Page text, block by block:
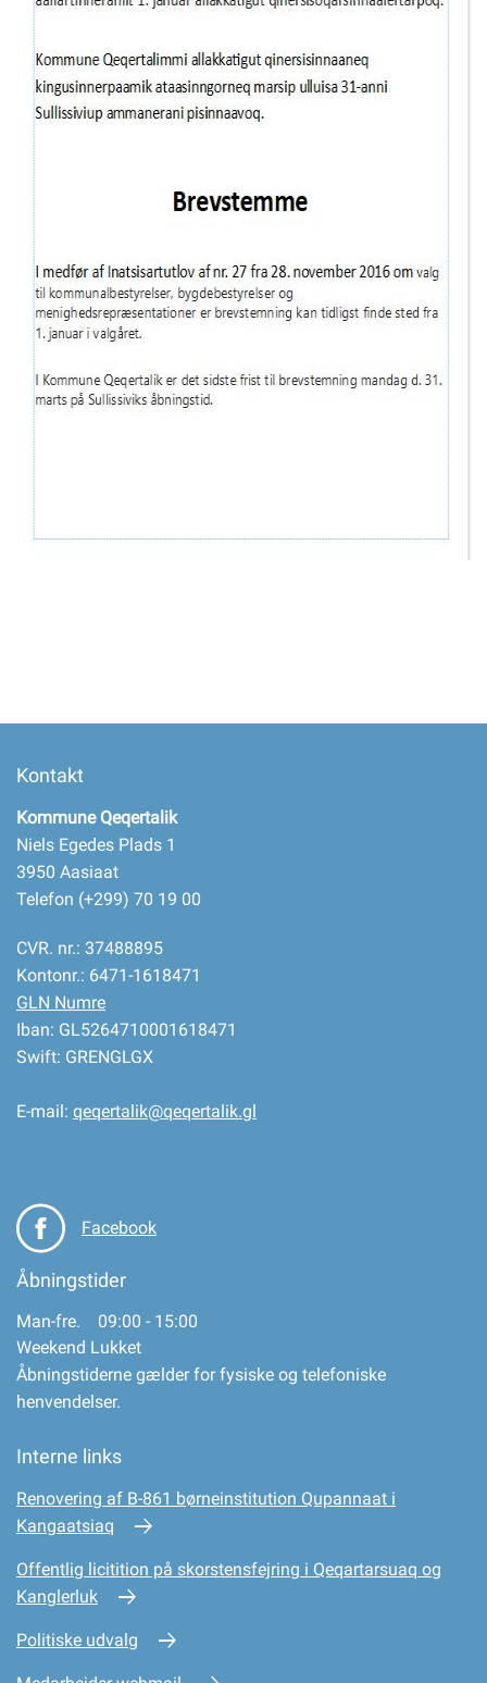
Kontakt
Kommune Qeqertalik
Niels Egedes Plads 1
3950 Aasiaat
Telefon (+299) 70 19 00
CVR. nr.: 37488895
Kontonr.: 6471-1618471
GLN Numre
Iban: GL5264710001618471
Swift: GRENGLGX
E-mail: qeqertalik@qeqertalik.gl
Facebook
Åbningstider
Man-fre. 09:00 - 15:00
Weekend Lukket
Åbningstiderne gælder for fysiske og telefoniske
henvendelser.
Interne links
Renovering af B-861 børneinstitution Qupannaat i
Kangaatsiaq
Offentlig licitition på skorstensfejring i Qeqartarsuaq og
Kanglerluk
Politiske udvalg